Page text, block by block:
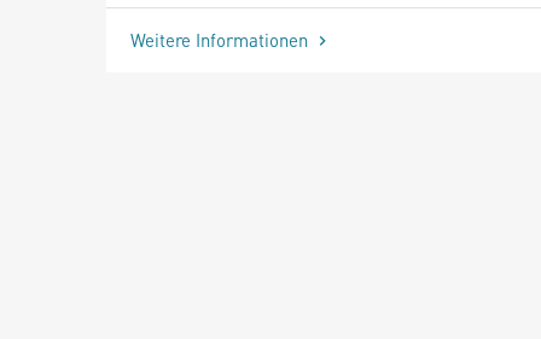
Weitere Informationen